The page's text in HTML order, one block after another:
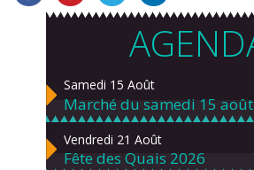
Samedi 15 Août
Marché du samedi 15
Vendredi 21 Août
Fête des Quais 2026